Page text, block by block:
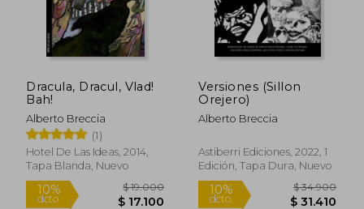
Dracula, Dracul, Vlad!
Bah!
Alberto Breccia
(1)
Hotel De Las Ideas, 2014,
Tapa Blanda, Nuevo
Versiones (Sillon
Orejero)
Alberto Breccia
Astiberri Ediciones, 2022, 1
Edición, Tapa Dura, Nuevo